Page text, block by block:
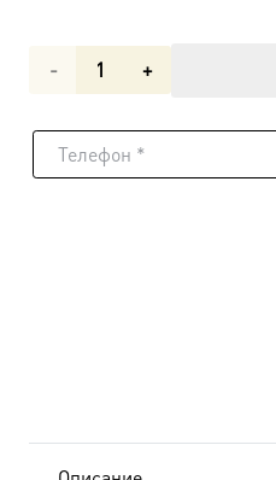
Количество
Воскресение